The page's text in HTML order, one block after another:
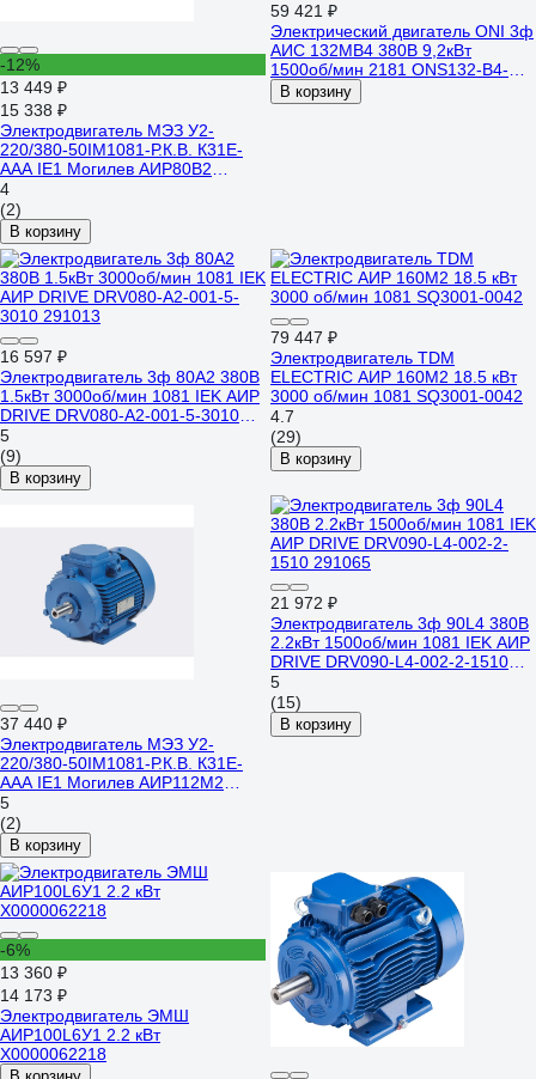
-12%
13 449 ₽
15 338 ₽
Электродвигатель МЭЗ У2-
220/380-50IM1081-Р.К.В. К31Е-
ААА IE1 Могилев АИР80В2
2,2*3000 1081
4
(2)
В корзину
59 421 ₽
Электрический двигатель ONI 3ф
АИС 132MB4 380В 9,2кВт
1500об/мин 2181 ONS132-B4-
009-2-1521
В корзину
16 597 ₽
Электродвигатель 3ф 80A2 380В
1.5кВт 3000об/мин 1081 IEK АИР
DRIVE DRV080-A2-001-5-3010
291013
5
(9)
В корзину
79 447 ₽
Электродвигатель TDM
ELECTRIC АИР 160M2 18.5 кВт
3000 об/мин 1081 SQ3001-0042
4.7
(29)
В корзину
37 440 ₽
Электродвигатель МЭЗ У2-
220/380-50IM1081-Р.К.В. К31Е-
ААА IE1 Могилев АИР112М2
7,5*3000 1081
5
(2)
В корзину
21 972 ₽
Электродвигатель 3ф 90L4 380В
2.2кВт 1500об/мин 1081 IEK АИР
DRIVE DRV090-L4-002-2-1510
291065
5
(15)
В корзину
-6%
13 360 ₽
14 173 ₽
Электродвигатель ЭМШ
АИР100L6У1 2.2 кВт
Х0000062218